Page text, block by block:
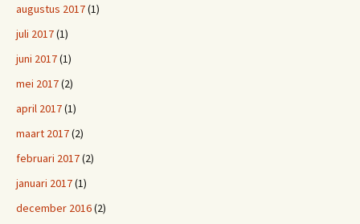
augustus 2017(1)
juli 2017(1)
juni 2017(1)
mei 2017(2)
april 2017(1)
maart 2017(2)
februari 2017(2)
januari 2017(1)
december 2016(2)